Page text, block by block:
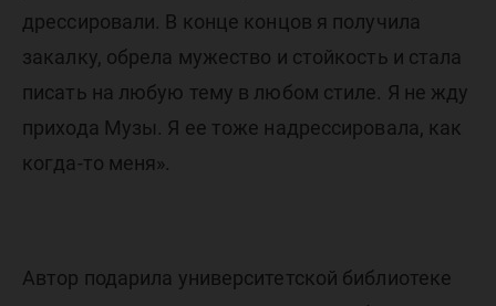
дрессировали. В конце концов я получила
закалку, обрела мужество и стойкость и стала
писать на любую тему в любом стиле. Я не жду
прихода Музы. Я ее тоже надрессировала, как
когда-то меня».
Автор подарила университетской библиотеке